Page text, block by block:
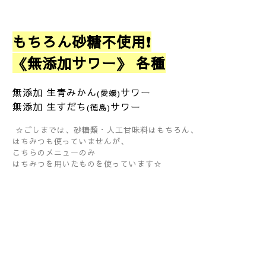
もちろん砂糖不使用❗
《無添加サワー》 各種
無添加 生青みかん(愛媛)サワー
無添加 生すだち(徳島)サワー
☆ごしまでは、砂糖類・人工甘味料はもちろん、
はちみつも使っていませんが、
こちらのメニューのみ
はちみつを用いたものを使っています☆